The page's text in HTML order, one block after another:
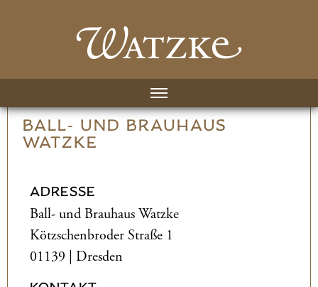
BALL- UND­ BRAUHAUS
WATZKE
ADRESSE
Ball- und­ Brauhaus Watzke
Kötzschenbroder Straße 1
01139 | Dresden